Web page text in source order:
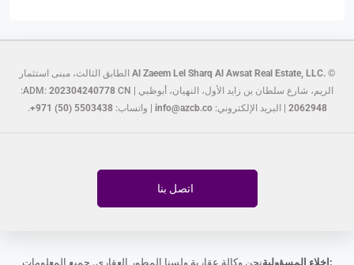
©
Al Zaeem Lel Sharq Al Awsat Real Estate, LLC. الطابق الثالث، مبنى استثمار
الريم، شارع سلطان بن زايد الأول، النهيان، أبوظبي | ADM:
202304240778 CN:
2062948 | البريد الإلكتروني:info@azcb.co | واتساب:+971 (50) 5503438
.
اتصل بنا
إخلاء المسؤولية: نحن وكالة عقارية ولسنا المطور العقاري. جميع المعلومات